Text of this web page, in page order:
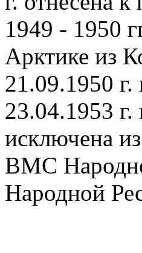
1949 - 1950
Арктике из
21.09.1950
23.04.1953
исключена
ВМС
Народной